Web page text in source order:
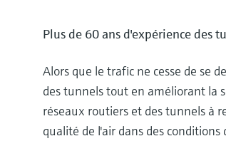
Plus de 60 ans d'expérience des
Alors que le trafic ne cesse de se
des tunnels tout en améliorant la
réseaux routiers et des tunnels à
qualité de l'air dans des